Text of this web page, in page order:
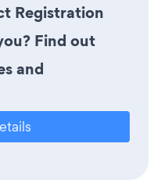
Registration
Find out
and